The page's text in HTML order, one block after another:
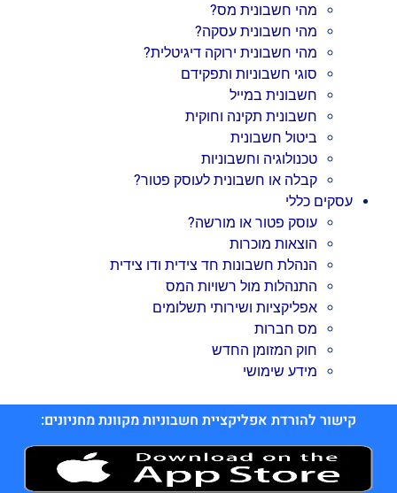
מהי חשבונית מס?
מהי חשבונית עסקה?
מהי חשבונית ירוקה דיגיטלית?
סוגי חשבוניות ותפקידם
חשבונית במייל
חשבונית תקינה וחוקית
ביטול חשבונית
טכנולוגיה וחשבוניות
קבלה או חשבונית לעוסק פטור?
עסקים כללי
עוסק פטור או מורשה?
הוצאות מוכרות
הנהלת חשבונות חד צידית ודו צידית
התנהלות מול רשויות המס
אפליקציות ושירותי תשלומים
מס חברות
חוק המזומן החדש
מידע שימושי
קישור להורדת אפליקציית חשבוניות מקוונת מחניונים: